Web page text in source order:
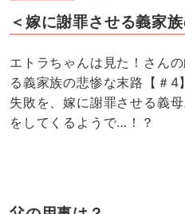
＜嫁に謝罪させる義家
エトラちゃんは見た！さん
る義家族の悲惨な末路【＃
失敗を、嫁に謝罪させる義
をしてくるようで…！？